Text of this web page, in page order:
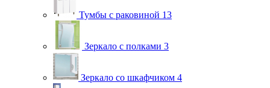
Тумбы с раковиной 13
Зеркало с полками 3
Зеркало со шкафчиком 4